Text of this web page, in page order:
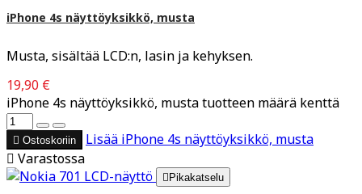
iPhone 4s näyttöyksikkö, musta
Musta, sisältää LCD:n, lasin ja kehyksen.
19,90 €
iPhone 4s näyttöyksikkö, musta tuotteen määrä kenttä
 Ostoskoriin Lisää iPhone 4s näyttöyksikkö, musta
 Varastossa
 Pikakatselu